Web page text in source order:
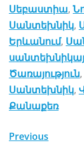
Սեբաստիա,
Սանտեխնիկ,
Երևանում,
Ծառայություն,
Սանտեխնիկ,
Քանաքեռ
Previous